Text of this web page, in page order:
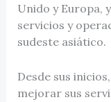
Unido y Europa,
servicios y
sudeste asiático.
Desde sus
mejorar sus